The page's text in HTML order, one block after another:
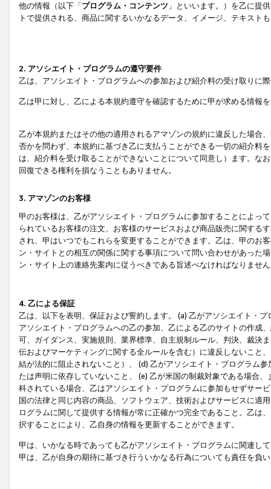
他の情報（以下「プログラム・コンテンツ 」といいます。）を乙に提
トで提供される、商品に関するいかなるデータ、イメージ、テキス
2. アソシエイト・プログラムの遵守要件
乙は、アソシエイト・プログラムへの参加および紹介料の受け取りに
乙は甲に対し、乙による本規約遵守を確認するために甲が求める情報
乙が本規約またはその他の適用されるアマゾンの規約に違反した場合
否かを問わず、本規約に基づき乙に支払うことができる一切の紹介料
は、紹介料を受け取ることができないことについて同意し）ます。な
回復できる権利を損なうこともありません。
3. アマゾンのお客様
甲のお客様は、乙がアソシエイト・プログラムに参加することによっ
られているお客様の注文、お客様のサービスおよび商品販売に関する
され、甲はいつでもこれらを変更することができます。乙は、甲のお
ン・サイトとの相互の関係に関する事項について問い合わせがあった
ン・サイト上の連絡先案内に従うべきである旨述べなければなりませ
4. 乙による保証
乙は、以下を表明、保証および誓約します。 (a) 乙がアソシエイト・
アソシエイト・プログラムへの乙の参加、乙による乙のサイトの作成
可、ガイダンス、実施規則、業界標準、自主規制ルール、判決、裁決
伝およびマーケティングに関する全ルールを含む）に違反しないこと
結が法的に阻止されないこと）、 (d) 乙がアソシエイト・プログラム
たは声明に依存していないこと、 (e) 乙が米国の制裁対象である場合
科されている場合、乙はアソシエイト・プログラムに参加もせずサー
国の法律と同じ内容の商品、ソフトウェア、技術およびサービスに適
ログラムに関して提供する情報が常に正確かつ完全であること。乙は
択することにより、乙自身の情報を更新することができます。
甲は、いかなる時であっても乙がアソシエイト・プログラムに関連し
甲は、乙が自身の期待に基づき行ういかなる行為についても責任を負